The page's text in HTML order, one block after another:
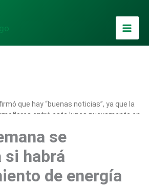
que hay “buenas noticias”, ya que la
entró este lunes nuevamente en
se
si habrá
de energía